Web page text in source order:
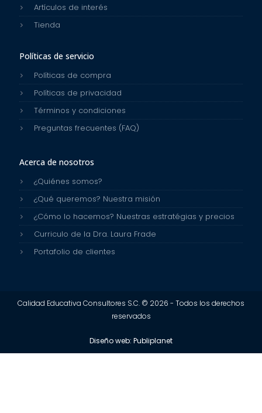
Artículos de interés
Tienda
Políticas de servicio
Políticas de compra
Políticas de privacidad
Términos y condiciones
Preguntas frecuentes (FAQ)
Acerca de nosotros
¿Quiénes somos?
¿Qué queremos? Nuestra misión
¿Cómo lo hacemos? Nuestras estratégias y precios
Curriculo de la Dra. Laura Frade
Portafolio de clientes
Calidad Educativa Consultores S.C. © 2026 - Todos los derechos
reservados
Diseño web: Publiplanet